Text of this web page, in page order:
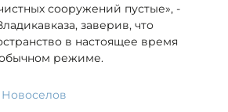
сооружений пустые», -
заверив, что
в настоящее время
режиме.